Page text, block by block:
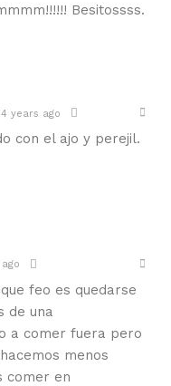
Besitossss.
years ago
con el ajo y perejil.
feo es quedarse
de una
a comer fuera pero
menos
comer en